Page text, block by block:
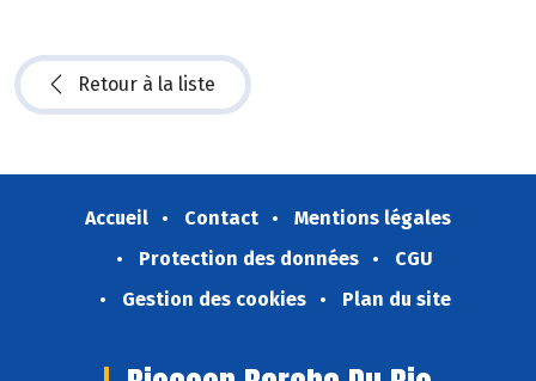
Retour à la liste
Accueil Contact
Mentions légales
Protection des données
CGU
Gestion des cookies
Plan du site